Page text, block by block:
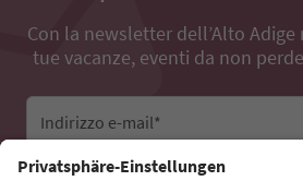
Con la newsletter dell’Alto
tue vacanze, eventi da non
Indirizzo e-mail*